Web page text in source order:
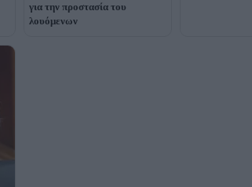
για την προστασία του
λουόμενων